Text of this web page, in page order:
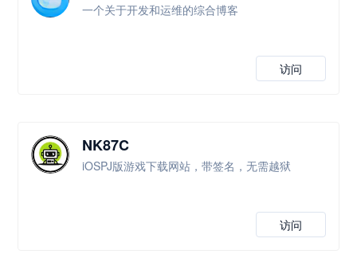
一个关于开发和运维的综合博客
访问
NK87C
iOSPJ版游戏下载网站，带签名，无需越狱
访问